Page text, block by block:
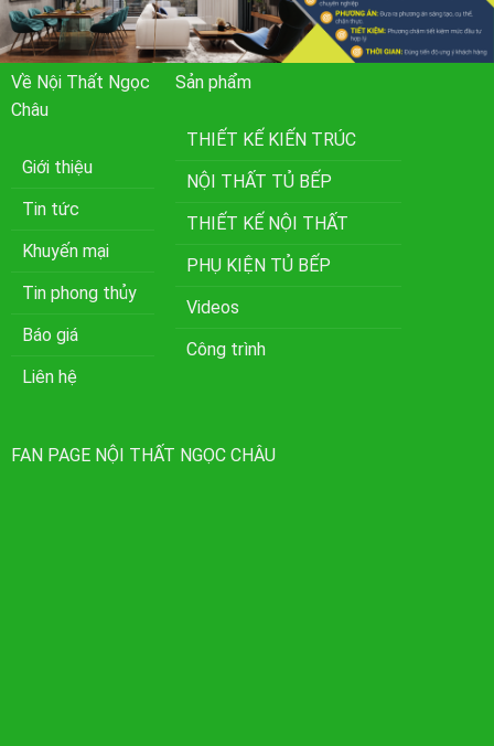
Về Nội Thất Ngọc
Châu
Giới thiệu
Tin tức
Khuyến mại
Tin phong thủy
Báo giá
Liên hệ
Sản phẩm
THIẾT KẾ KIẾN TRÚC
NỘI THẤT TỦ BẾP
THIẾT KẾ NỘI THẤT
PHỤ KIỆN TỦ BẾP
Videos
Công trình
FAN PAGE NỘI THẤT NGỌC CHÂU